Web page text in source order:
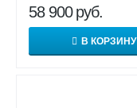
58 900 руб.
В КОРЗИНУ